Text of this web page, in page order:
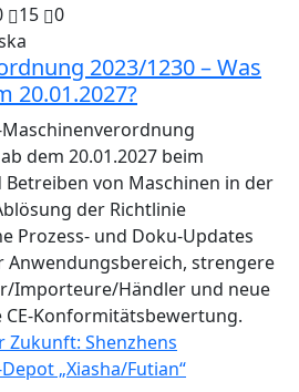
15
0
2023/1230 – Was
20.01.2027?
Maschinenverordnung
dem 20.01.2027 beim
von Maschinen in der
der Richtlinie
Prozess- und Doku-Updates
strengere
Importeure/Händler und neue
Konformitätsbewertung.